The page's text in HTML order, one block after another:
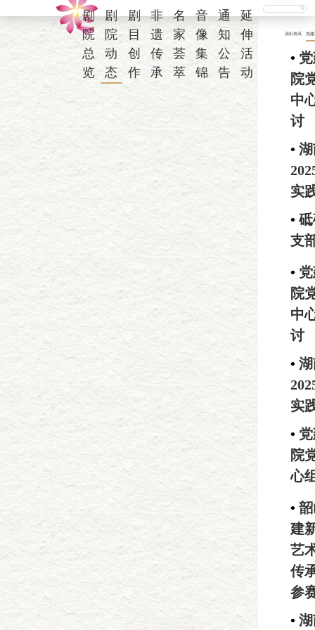
剧
院
总
览
剧
院
动
态
剧
目
创
作
非
遗
传
承
名
家
荟
萃
音
像
集
锦
通
知
公
告
延
伸
活
动
演出资讯 党建
•
院
中
讨
•
实
•
支
•
院
中
讨
•
实
•
院
心
•
建
艺
传
参
•